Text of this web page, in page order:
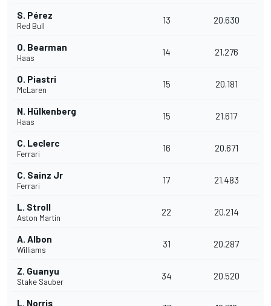
S. Pérez
Red Bull
13 20.630
O. Bearman
Haas
14 21.276
O. Piastri
McLaren
15 20.181
N. Hülkenberg
Haas
15 21.617
C. Leclerc
Ferrari
16 20.671
C. Sainz Jr
Ferrari
17 21.483
L. Stroll
Aston Martin
22 20.214
A. Albon
Williams
31 20.287
Z. Guanyu
Stake Sauber
34 20.520
L. Norris